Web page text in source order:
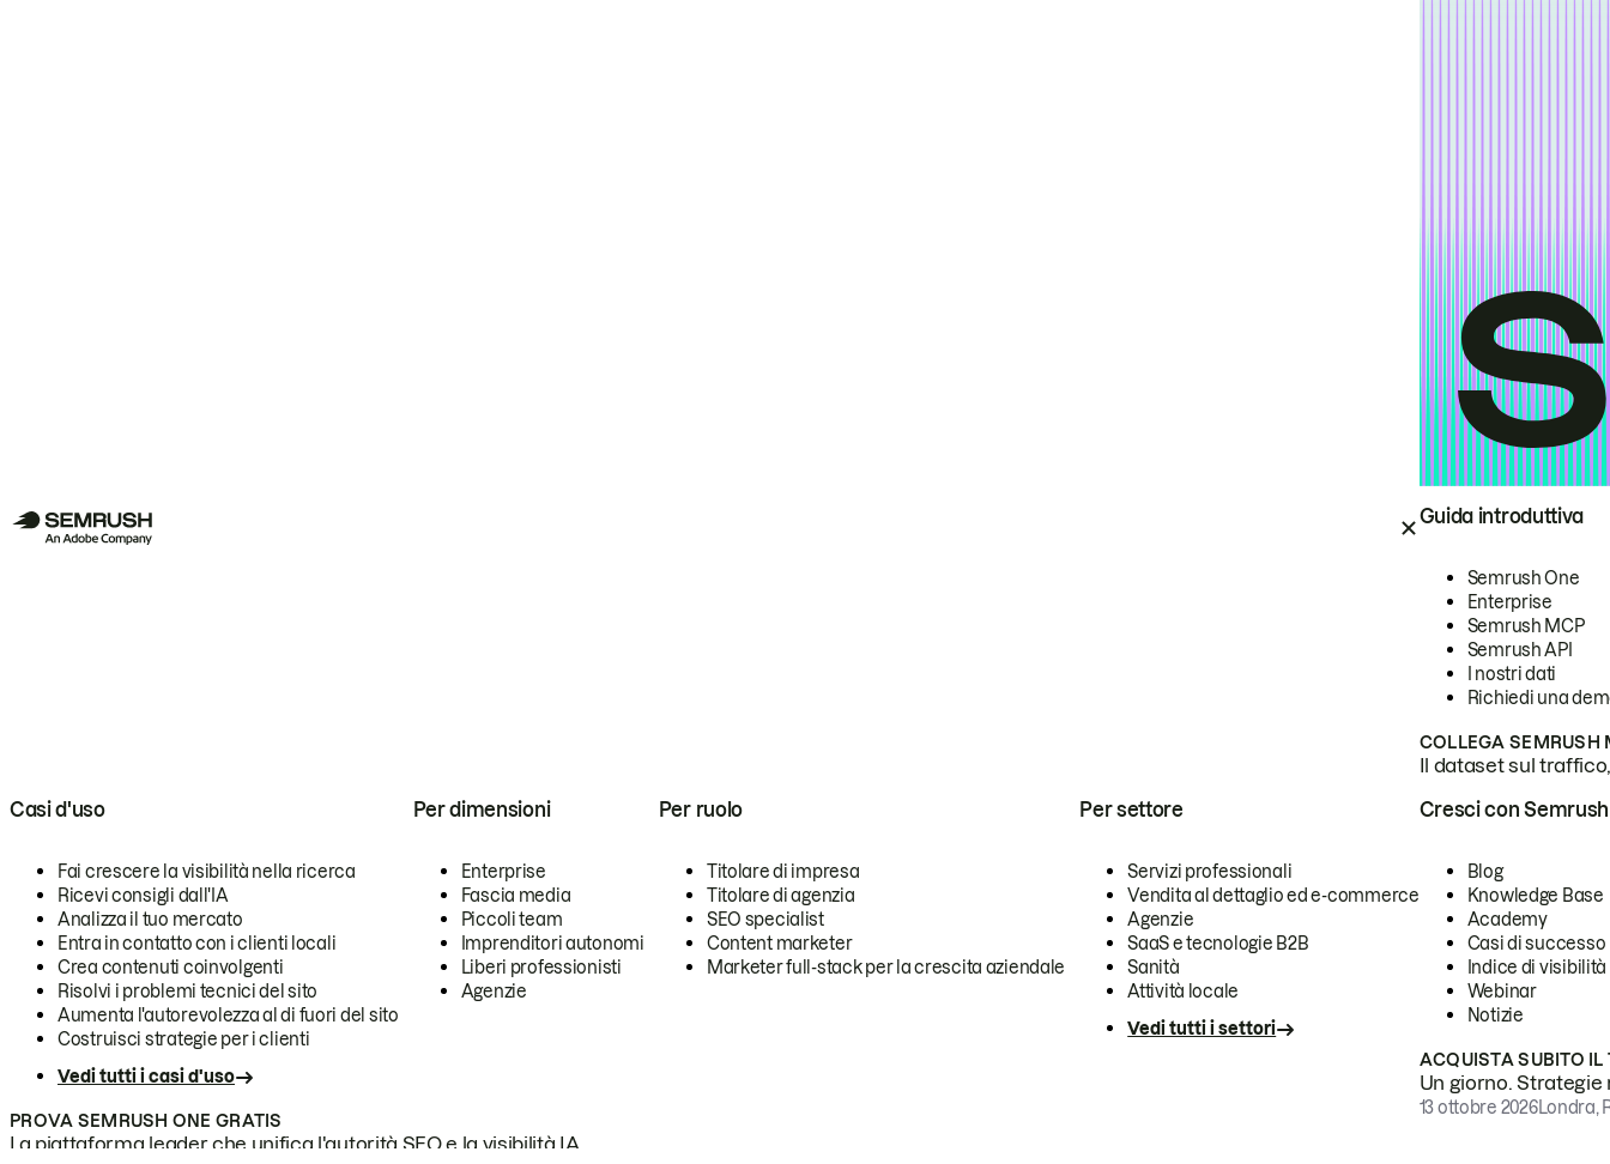
Guida introduttiva
Semrush One
Enterprise
Semrush MCP
Semrush API
I nostri dati
Richiedi una
COLLEGA SEMRUSH
Il dataset sul
Casi d'uso
Fai crescere la visibilità nella ricerca
Ricevi consigli dall'IA
Analizza il tuo mercato
Entra in contatto con i clienti locali
Crea contenuti coinvolgenti
Risolvi i problemi tecnici del sito
Aumenta l'autorevolezza al di fuori del sito
Costruisci strategie per i clienti
Vedi tutti i casi d'uso
Per dimensioni
Enterprise
Fascia media
Piccoli team
Imprenditori autonomi
Liberi professionisti
Agenzie
Per ruolo
Titolare di impresa
Titolare di agenzia
SEO specialist
Content marketer
Marketer full-stack per la crescita aziendale
Per settore
Servizi professionali
Vendita al dettaglio ed e-commerce
Agenzie
SaaS e tecnologie B2B
Sanità
Attività locale
Vedi tutti i settori
PROVA SEMRUSH ONE GRATIS
La piattaforma leader che unifica l'autorità SEO e la visibilità IA.
Cresci con Semrush
Blog
Knowledge Base
Academy
Casi di successo
Indice di visibilità
Webinar
Notizie
ACQUISTA SUBITO IL
Un giorno.
13 ottobre 2026Londra,